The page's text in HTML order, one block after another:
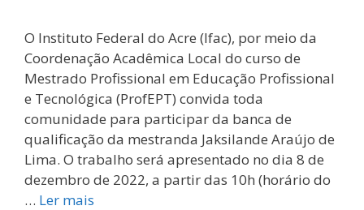
O Instituto Federal do Acre (Ifac), por meio da
Coordenação Acadêmica Local do curso de
Mestrado Profissional em Educação Profissional
e Tecnológica (ProfEPT) convida toda
comunidade para participar da banca de
qualificação da mestranda Jaksilande Araújo de
Lima. O trabalho será apresentado no dia 8 de
dezembro de 2022, a partir das 10h (horário do
… Ler mais